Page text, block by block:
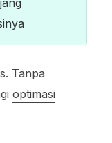
Tanpa
optimasi